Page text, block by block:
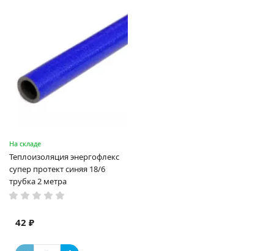
На складе
Теплоизоляция энергофлекс
супер протект синяя 18/6
трубка 2 метра
42 ₽